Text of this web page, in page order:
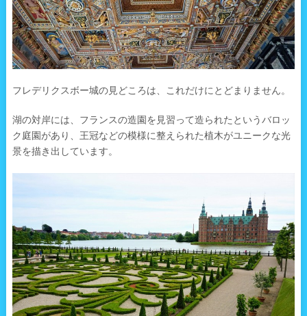
フレデリクスボー城の見どころは、これだけにとどまりません。
湖の対岸には、フランスの造園を見習って造られたというバロッ
ク庭園があり、王冠などの模様に整えられた植木がユニークな光
景を描き出しています。